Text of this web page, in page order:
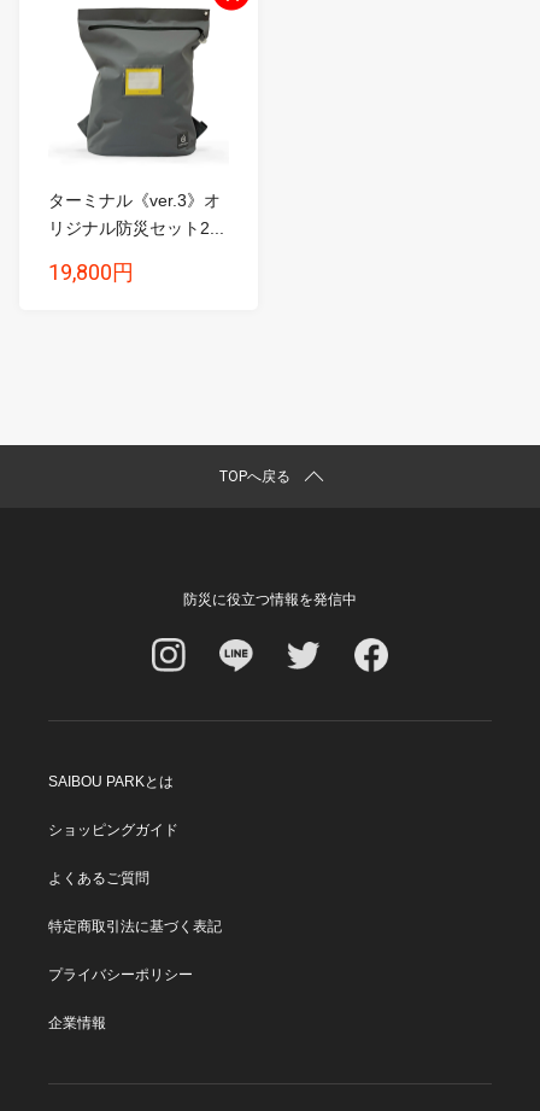
ターミナル《ver.3》オ
リジナル防災セット2...
19,800円
TOPへ戻る
防災に役立つ情報を発信中
SAIBOU PARKとは
ショッピングガイド
よくあるご質問
特定商取引法に基づく表記
プライバシーポリシー
企業情報